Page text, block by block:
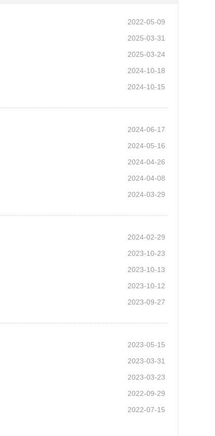
2022-05-09
2025-03-31
2025-03-24
2024-10-18
2024-10-15
2024-06-17
2024-05-16
2024-04-26
2024-04-08
2024-03-29
2024-02-29
2023-10-23
2023-10-13
2023-10-12
2023-09-27
2023-05-15
2023-03-31
2023-03-23
2022-09-29
2022-07-15